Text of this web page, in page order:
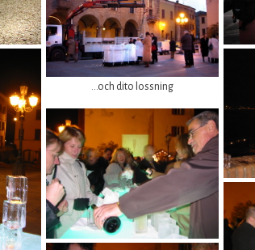
...och dito lossning